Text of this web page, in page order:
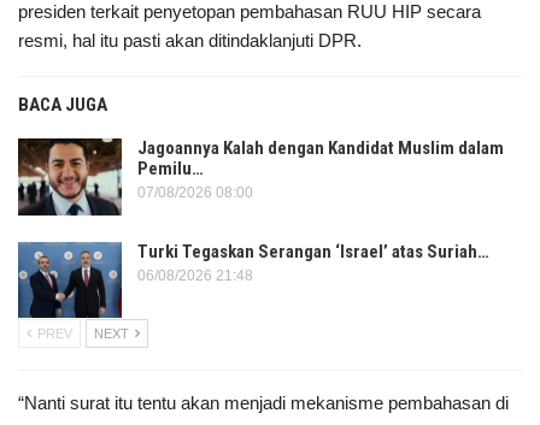
presiden terkait penyetopan pembahasan RUU HIP secara
resmi, hal itu pasti akan ditindaklanjuti DPR.
BACA JUGA
Jagoannya Kalah dengan Kandidat Muslim dalam
Pemilu…
07/08/2026 08:00
Turki Tegaskan Serangan ‘Israel’ atas Suriah…
06/08/2026 21:48
PREV NEXT
“Nanti surat itu tentu akan menjadi mekanisme pembahasan di